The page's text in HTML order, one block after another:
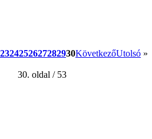
2324252627282930KövetkezőUtolsó »
30. oldal / 53